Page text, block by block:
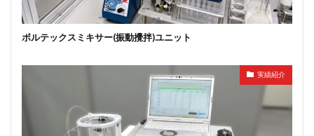
ボルテックスミキサー(振動攪拌)ユニット
実績紹介